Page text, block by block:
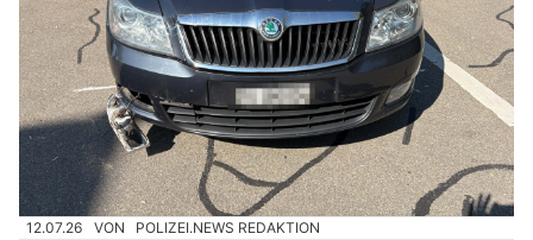
12.07.26 VON POLIZEI.NEWS REDAKTION